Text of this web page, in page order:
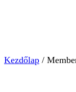
Kezdőlap /